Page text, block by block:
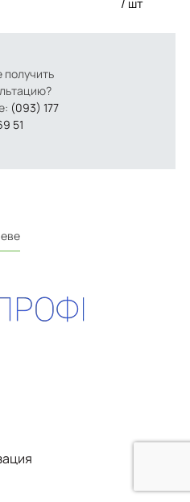
/ шт
получить
(093) 177
51